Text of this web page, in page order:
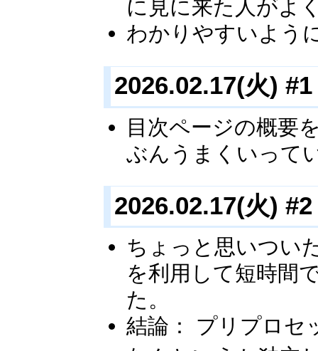
に見に来た人がよ
わかりやすいよう
2026.02.17(火) #1
目次ページの概要
ぶんうまくいって
2026.02.17(火) #2
ちょっと思いつい
を利用して短時間
た。
結論： プリプロセ